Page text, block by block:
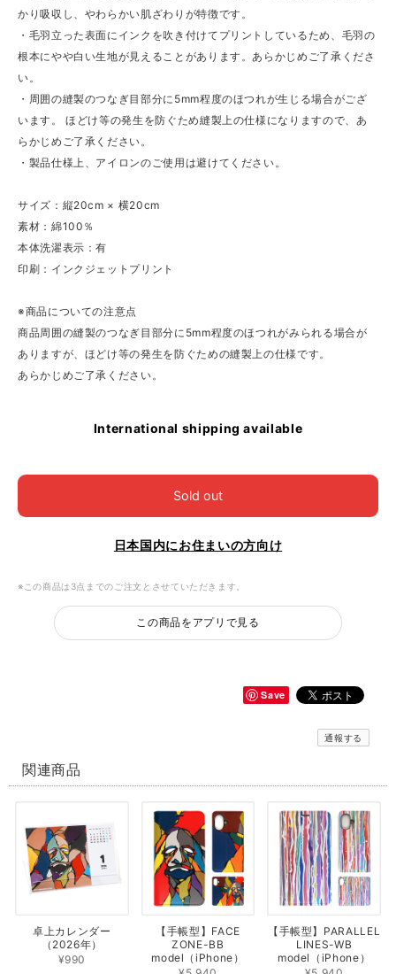
かり吸収し、やわらかい肌ざわりが特徴です。
・毛羽立った表面にインクを吹き付けてプリントしているため、毛羽の
根本にやや白い生地が見えることがあります。あらかじめご了承くださ
い。
・周囲の縫製のつなぎ目部分に5mm程度のほつれが生じる場合がござ
います。 ほどけ等の発生を防ぐため縫製上の仕様になりますので、あ
らかじめご了承ください。
・製品仕様上、アイロンのご使用は避けてください。
サイズ：縦20cm × 横20cm
素材：綿100％
本体洗濯表示：有
印刷：インクジェットプリント
※商品についての注意点
商品周囲の縫製のつなぎ目部分に5mm程度のほつれがみられる場合が
ありますが、ほどけ等の発生を防ぐための縫製上の仕様です。
あらかじめご了承ください。
International shipping available
Sold out
日本国内にお住まいの方向け
※この商品は3点までのご注文とさせていただきます。
この商品をアプリで見る
Save
通報する
関連商品
卓上カレンダー
（2026年）
¥990
【手帳型】FACE
ZONE-BB
model（iPhone）
【手帳型】PARALLEL
LINES-WB
model（iPhone）